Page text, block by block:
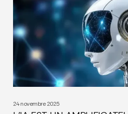
EST
UN
AMPLIFICATEUR
DE
CHAOS
24 novembre 2025